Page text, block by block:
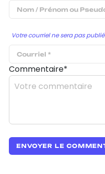
Votre courriel ne sera pas publié
Commentaire*